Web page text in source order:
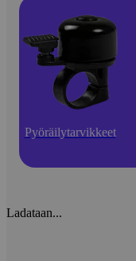
Pyöräilytarvikkeet
Ladataan...